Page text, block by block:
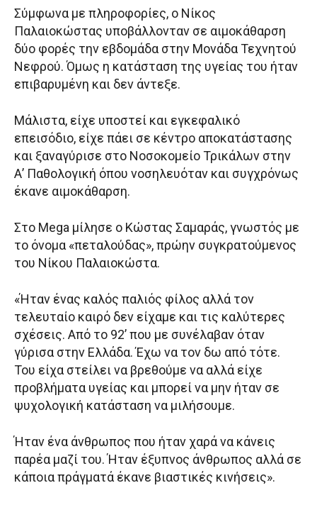
Σύμφωνα με πληροφορίες, ο Νίκος
Παλαιοκώστας υποβάλλονταν σε αιμοκάθαρση
δύο φορές την εβδομάδα στην Μονάδα Τεχνητού
Νεφρού. Όμως η κατάσταση της υγείας του ήταν
επιβαρυμένη και δεν άντεξε.
Μάλιστα, είχε υποστεί και εγκεφαλικό
επεισόδιο, είχε πάει σε κέντρο αποκατάστασης
και ξαναγύρισε στο Νοσοκομείο Τρικάλων στην
Α’ Παθολογική όπου νοσηλευόταν και συγχρόνως
έκανε αιμοκάθαρση.
Στο Mega μίλησε ο Κώστας Σαμαράς, γνωστός με
το όνομα «πεταλούδας», πρώην συγκρατούμενος
του Νίκου Παλαιοκώστα.
«Ήταν ένας καλός παλιός φίλος αλλά τον
τελευταίο καιρό δεν είχαμε και τις καλύτερες
σχέσεις. Από το 92’ που με συνέλαβαν όταν
γύρισα στην Ελλάδα. Έχω να τον δω από τότε.
Του είχα στείλει να βρεθούμε να αλλά είχε
προβλήματα υγείας και μπορεί να μην ήταν σε
ψυχολογική κατάσταση να μιλήσουμε.
Ήταν ένα άνθρωπος που ήταν χαρά να κάνεις
παρέα μαζί του. Ήταν έξυπνος άνθρωπος αλλά σε
κάποια πράγματά έκανε βιαστικές κινήσεις».